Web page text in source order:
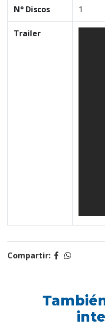
N° Discos 1
Trailer
Compartir: